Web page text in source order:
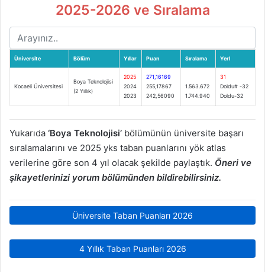
2025-2026 ve Sıralama
Üniversite Bölüm Yıllar Puan Sıralama Yerl
Kocaeli Üniversitesi
Boya Teknolojisi
(2 Yıllık)
2025
2024
2023
271,16169
255,17867
242,56090
1.563.672
1.744.940
31
Doldu# -32
Doldu-32
Yukarıda ‘Boya Teknolojisi’ bölümünün üniversite başarı
sıralamalarını ve 2025 yks taban puanlarını yök atlas
verilerine göre son 4 yıl olacak şekilde paylaştık. Öneri ve
şikayetlerinizi yorum bölümünden bildirebilirsiniz.
Üniversite Taban Puanları 2026
4 Yıllık Taban Puanları 2026